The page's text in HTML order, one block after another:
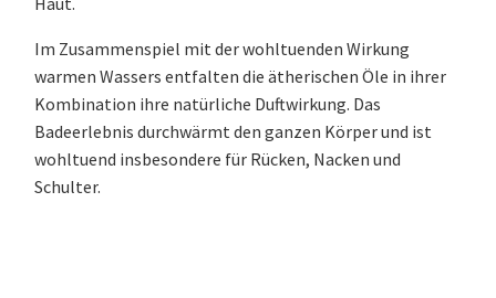
Im Zusammenspiel mit der wohltuenden Wirkung
warmen Wassers entfalten die ätherischen Öle in ihrer
Kombination ihre natürliche Duftwirkung. Das
Badeerlebnis durchwärmt den ganzen Körper und ist
wohltuend insbesondere für Rücken, Nacken und
Schulter.